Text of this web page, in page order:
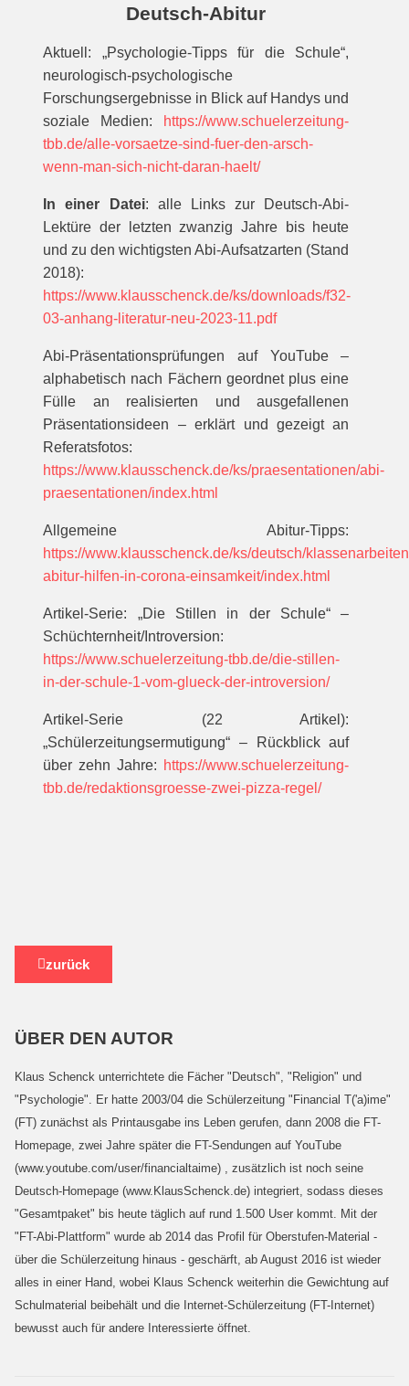
Deutsch-Abitur
Aktuell: „Psychologie-Tipps für die Schule“,
neurologisch-psychologische
Forschungsergebnisse in Blick auf Handys und
soziale Medien: https://www.schuelerzeitung-
tbb.de/alle-vorsaetze-sind-fuer-den-arsch-
wenn-man-sich-nicht-daran-haelt/
In einer Datei: alle Links zur Deutsch-Abi-
Lektüre der letzten zwanzig Jahre bis heute
und zu den wichtigsten Abi-Aufsatzarten (Stand
2018):
https://www.klausschenck.de/ks/downloads/f32-
03-anhang-literatur-neu-2023-11.pdf
Abi-Präsentationsprüfungen auf YouTube –
alphabetisch nach Fächern geordnet plus eine
Fülle an realisierten und ausgefallenen
Präsentationsideen – erklärt und gezeigt an
Referatsfotos:
https://www.klausschenck.de/ks/praesentationen/abi-
praesentationen/index.html
Allgemeine Abitur-Tipps:
https://www.klausschenck.de/ks/deutsch/
abitur-hilfen-in-corona-einsamkeit/index.html
Artikel-Serie: „Die Stillen in der Schule“ –
Schüchternheit/Introversion:
https://www.schuelerzeitung-tbb.de/die-stillen-
in-der-schule-1-vom-glueck-der-introversion/
Artikel-Serie (22 Artikel):
„Schülerzeitungsermutigung“ – Rückblick auf
über zehn Jahre: https://www.schuelerzeitung-
tbb.de/redaktionsgroesse-zwei-pizza-regel/
zurück
ÜBER DEN AUTOR
Klaus Schenck unterrichtete die Fächer "Deutsch", "Religion" und
"Psychologie". Er hatte 2003/04 die Schülerzeitung "Financial T('a)ime"
(FT) zunächst als Printausgabe ins Leben gerufen, dann 2008 die FT-
Homepage, zwei Jahre später die FT-Sendungen auf YouTube
(www.youtube.com/user/financialtaime) , zusätzlich ist noch seine
Deutsch-Homepage (www.KlausSchenck.de) integriert, sodass dieses
"Gesamtpaket" bis heute täglich auf rund 1.500 User kommt. Mit der
"FT-Abi-Plattform" wurde ab 2014 das Profil für Oberstufen-Material -
über die Schülerzeitung hinaus - geschärft, ab August 2016 ist wieder
alles in einer Hand, wobei Klaus Schenck weiterhin die Gewichtung auf
Schulmaterial beibehält und die Internet-Schülerzeitung (FT-Internet)
bewusst auch für andere Interessierte öffnet.